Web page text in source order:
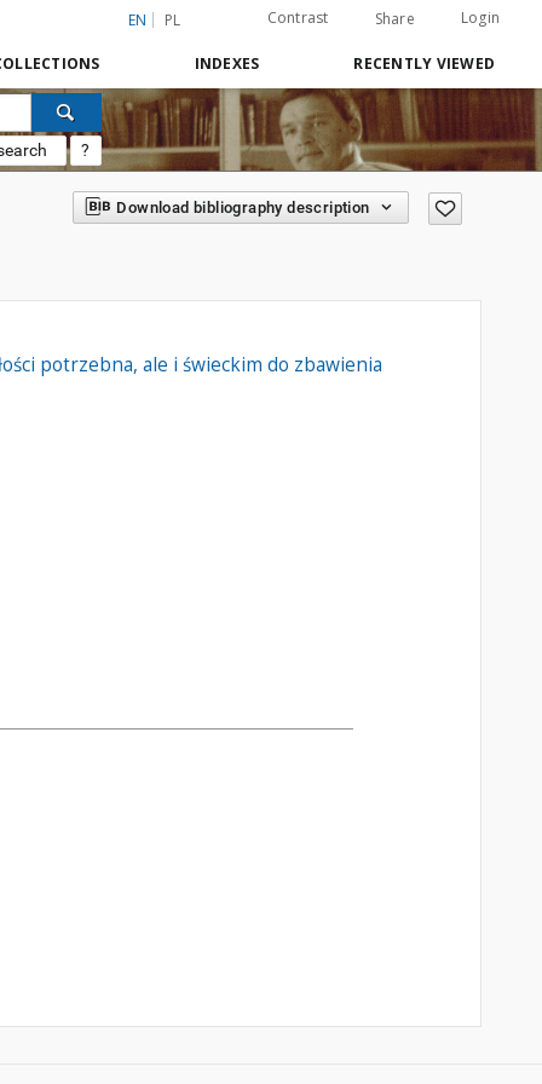
EN PL Contrast Share Login
INDEXES RECENTLY VIEWED
?
Download bibliography description
potrzebna, ale i świeckim do zbawienia